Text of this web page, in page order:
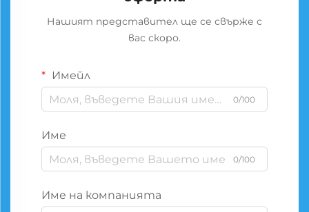
Нашият представител ще се свърже с
вас скоро.
Имейл
0/100
Име
0/100
Име на компанията